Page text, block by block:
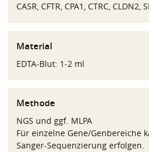
CASR, CFTR, CPA1, CTRC, CLDN2,
Material
EDTA-Blut: 1-2 ml
Methode
NGS und ggf. MLPA
Für einzelne Gene/Genbereiche
Sanger-Sequenzierung erfolgen.